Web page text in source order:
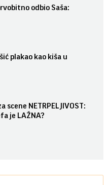
odbio Saša:
plakao kao kiša u
scene NETRPELJIVOST:
je LAŽNA?